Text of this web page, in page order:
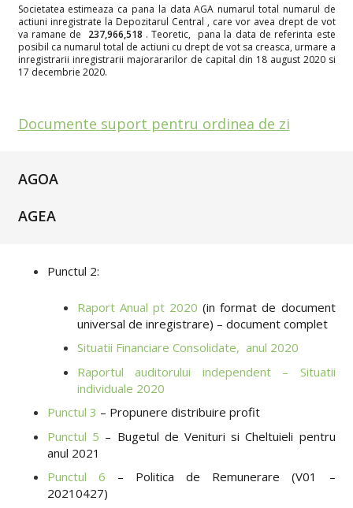
Societatea estimeaza ca pana la data AGA numarul total numarul de
actiuni inregistrate la Depozitarul Central , care vor avea drept de vot
va ramane de
237,966,518 . Teoretic, pana la data de referinta este
posibil ca numarul total de actiuni cu drept de vot sa creasca, urmare a
inregistrarii inregistrarii majorararilor de capital din 18 august 2020 si
17 decembrie 2020.
Documente suport pentru ordinea de zi
AGOA
AGEA
Punctul 2:
Raport Anual pt 2020 (in format de document
universal de inregistrare) – document complet
Situatii Financiare Consolidate, anul 2020
Raportul auditorului independent – Situatii
individuale 2020
Punctul 3 – Propunere distribuire profit
Punctul 5 – Bugetul de Venituri si Cheltuieli pentru
anul 2021
Punctul 6 – Politica de Remunerare (V01 –
20210427)